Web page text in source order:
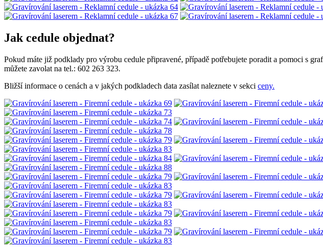
Jak cedule objednat?
Pokud máte již podklady pro výrobu cedule připravené, případě potřebujete poradit a pomoci s
můžete zavolat na tel.: 602 263 323.
Bližší informace o cenách a v jakých podkladech data zasílat naleznete v sekci ceny.